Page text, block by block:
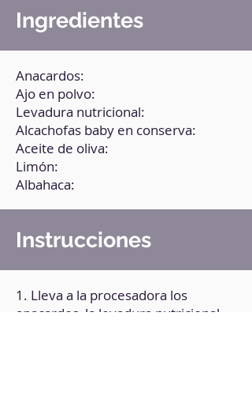
Ingredientes
Anacardos:
Ajo en polvo:
Levadura nutricional:
Alcachofas baby en conserva:
Aceite de oliva:
Limón:
Albahaca:
Instrucciones
1. Lleva a la procesadora los
anacardos, la levadura nutricional,